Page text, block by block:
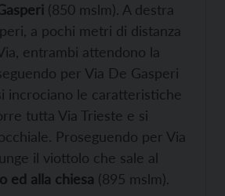
(850 mslm). A destra
a pochi metri di distanza
entrambi attendono la
per Via De Gasperi
incrociano le caratteristiche
tutta Via Trieste e si
Proseguendo per Via
il viottolo che sale al
ed alla chiesa (895 mslm).